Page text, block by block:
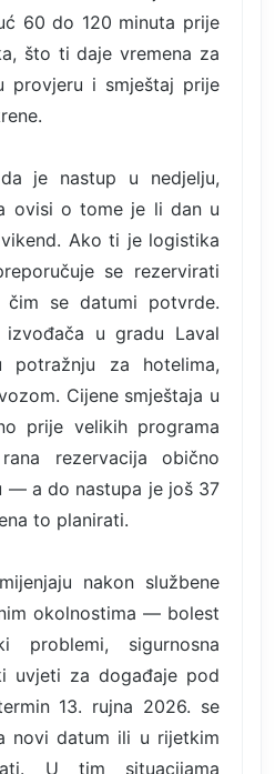
60 do 120 minuta prije
što ti daje vremena za
provjeru i smještaj prije
je nastup u nedjelju,
ovisi o tome je li dan u
Ako ti je logistika
se rezervirati
se datumi potvrde.
izvođača u gradu Laval
potražnju za hotelima,
Cijene smještaja u
prije velikih programa
rezervacija obično
— a do nastupa je još 37
to planirati.
nakon službene
okolnostima — bolest
problemi, sigurnosna
uvjeti za događaje pod
13. rujna 2026. se
novi datum ili u rijetkim
U tim situacijama